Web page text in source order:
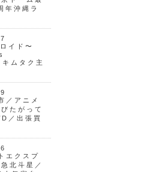
年沖縄ラ
イド〜
ムタク主
／アニメ
たがって
／出張買
エクスプ
北斗星／